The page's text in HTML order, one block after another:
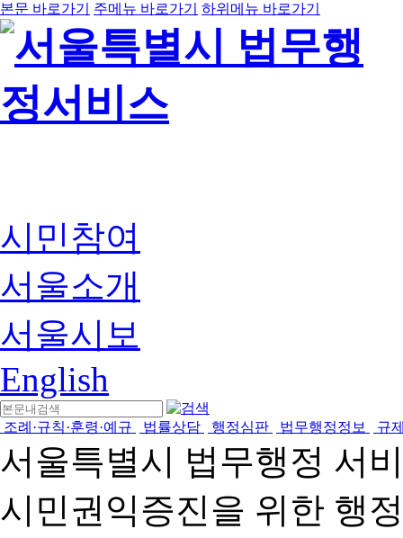
본문 바로가기 주메뉴 바로가기 하위메뉴 바로가기
시민참여
서울소개
서울시보
English
조례·규칙·훈령·예규 법률상담 행정심판 법무행정정보 규
서울특별시 법무행정 서
시민권익증진을 위한 행